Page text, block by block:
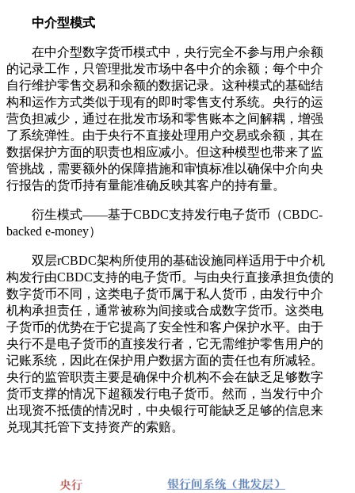
中介型模式
在中介型数字货币模式中，央行完全不参与用户余额
的记录工作，只管理批发市场中各中介的余额；每个中介
自行维护零售交易和余额的数据记录。这种模式的基础结
构和运作方式类似于现有的即时零售支付系统。央行的运
营负担减少，通过在批发市场和零售账本之间解耦，增强
了系统弹性。由于央行不直接处理用户交易或余额，其在
数据保护方面的职责也相应减小。但这种模型也带来了监
管挑战，需要额外的保障措施和审慎标准以确保中介向央
行报告的货币持有量能准确反映其客户的持有量。
衍生模式——基于CBDC支持发行电子货币（CBDC-
backed e-money）
双层rCBDC架构所使用的基础设施同样适用于中介机
构发行由CBDC支持的电子货币。与由央行直接承担负债的
数字货币不同，这类电子货币属于私人货币，由发行中介
机构承担责任，通常被称为间接或合成数字货币。这类电
子货币的优势在于它提高了安全性和客户保护水平。由于
央行不是电子货币的直接发行者，它无需维护零售用户的
记账系统，因此在保护用户数据方面的责任也有所减轻。
央行的监管职责主要是确保中介机构不会在缺乏足够数字
货币支撑的情况下超额发行电子货币。然而，当发行中介
出现资不抵债的情况时，中央银行可能缺乏足够的信息来
兑现其托管下支持资产的索赔。